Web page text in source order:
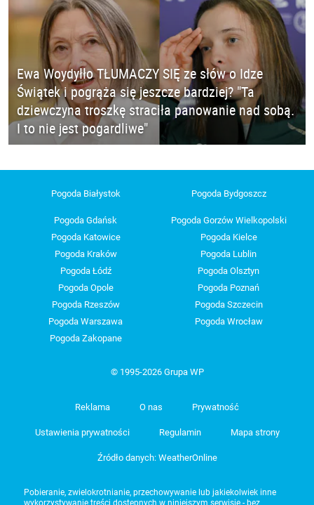
Ewa Woydyłło TŁUMACZY SIĘ ze słów o Idze
Świątek i pogrąża się jeszcze bardziej? "Ta
dziewczyna troszkę straciła panowanie nad sobą.
I to nie jest pogardliwe"
Pogoda Białystok Pogoda Bydgoszcz
Pogoda Gdańsk
Pogoda Gorzów Wielkopolski
Pogoda Katowice
Pogoda Kielce
Pogoda Kraków
Pogoda Lublin
Pogoda Łódź
Pogoda Olsztyn
Pogoda Opole
Pogoda Poznań
Pogoda Rzeszów
Pogoda Szczecin
Pogoda Warszawa
Pogoda Wrocław
Pogoda Zakopane
© 1995-2026 Grupa WP
Reklama O nas Prywatność
Ustawienia prywatności Regulamin Mapa strony
Źródło danych: WeatherOnline
Pobieranie, zwielokrotnianie, przechowywanie lub jakiekolwiek inne
wykorzystywanie treści dostępnych w niniejszym serwisie - bez